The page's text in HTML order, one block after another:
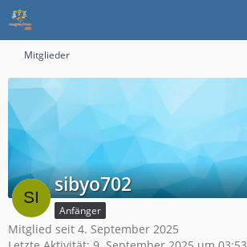
Mitglieder
sibyo702
Anfänger
Mitglied seit 4. September 2025